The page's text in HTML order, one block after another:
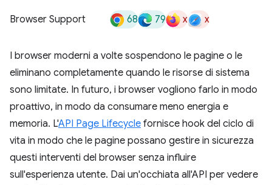
Browser Support 68 79 x x
I browser moderni a volte sospendono le pagine o le
eliminano completamente quando le risorse di sistema
sono limitate. In futuro, i browser vogliono farlo in modo
proattivo, in modo da consumare meno energia e
memoria. L'API Page Lifecycle fornisce hook del ciclo di
vita in modo che le pagine possano gestire in sicurezza
questi interventi del browser senza influire
sull'esperienza utente. Dai un'occhiata all'API per vedere